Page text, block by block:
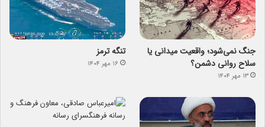
جنگ نمی‌شود؛ واقعیت میدانی یا
سلاح روانی دشمن؟
۱۳ مهر ۱۴۰۴
تنگه ترمز
۱۶ مهر ۱۴۰۴